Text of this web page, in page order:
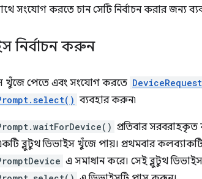
সংযোগ করতে চান সেটি নির্বাচন করার জন্য
নির্বাচন করুন
খুঁজে পেতে এবং সংযোগ করতে
ব্যবহার করুন৷
প্রতিবার
ব্লুটুথ ডিভাইস খুঁজে পায়। প্রথমবার
এ সমাধান করে। সেই ব্লুটুথ